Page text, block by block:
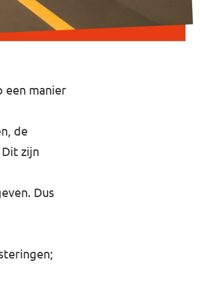
een manier
de
zijn
Dus